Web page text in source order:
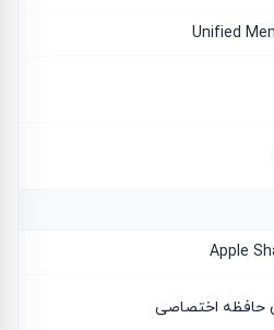
Unified
Apple
حافظه اختصاصی